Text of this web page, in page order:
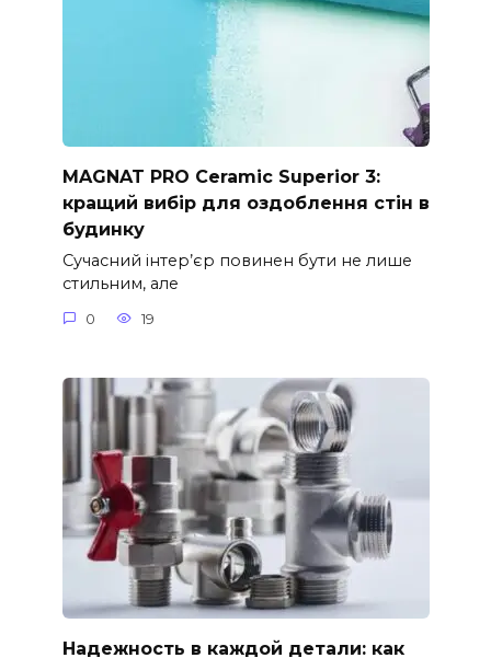
MAGNAT PRO Ceramic Superior 3:
кращий вибір для оздоблення стін в
будинку
Сучасний інтер’єр повинен бути не лише
стильним, але
0 19
Надежность в каждой детали: как